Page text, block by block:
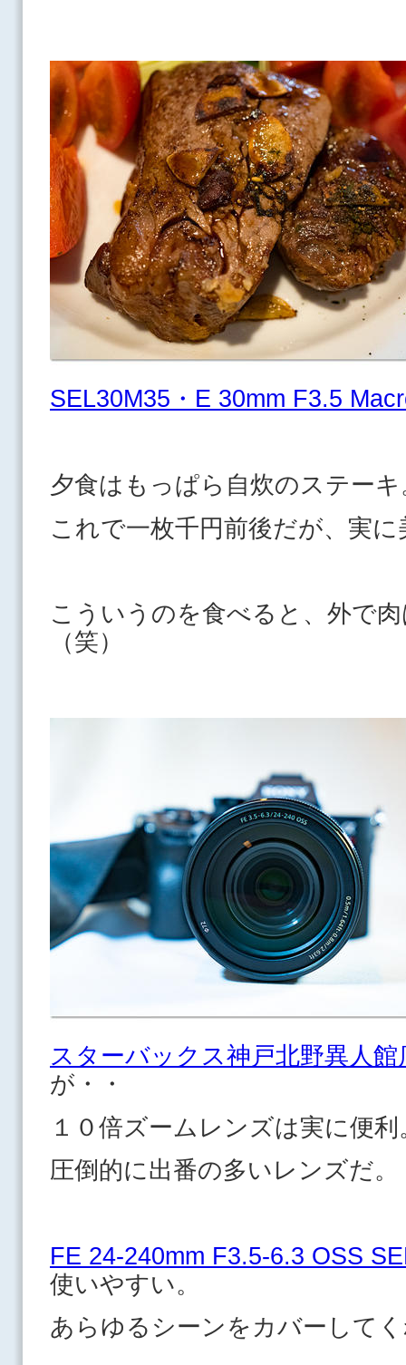
SEL30M35・E 30mm F3.5
夕食はもっぱら自炊のステーキ
これで一枚千円前後だが、実に
こういうのを食べると、外で
（笑）
スターバックス神戸北野異人館
が・・
１０倍ズームレンズは実に便利
圧倒的に出番の多いレンズ
FE 24-240mm F3.5-6.3 OSS
使いやすい。
あらゆるシーンをカバーして